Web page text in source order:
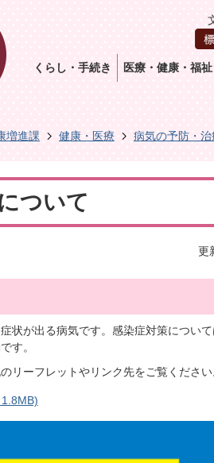
くらし・手続き 医療・健康・福祉
増進課 健康・医療 病気の予防・治
ついて
更
状が出る病気です。感染症対策につい
す。
リーフレットやリンク先をご覧ください